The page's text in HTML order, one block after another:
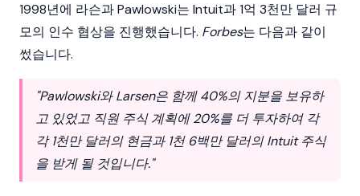
1998년에 라슨과 Pawlowski는 Intuit과 1억 3천만 달러 규
모의 인수 협상을 진행했습니다. Forbes는 다음과 같이
썼습니다.
"Pawlowski와 Larsen은 함께 40%의 지분을 보유하
고 있었고 직원 주식 계획에 20%를 더 투자하여 각
각 1천만 달러의 현금과 1천 6백만 달러의 Intuit 주식
을 받게 될 것입니다."